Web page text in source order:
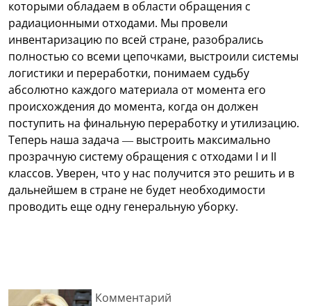
которыми обладаем в области обращения с
радиационными отходами. Мы провели
инвентаризацию по всей стране, разобрались
полностью со всеми цепочками, выстроили системы
логистики и переработки, понимаем судьбу
абсолютно каждого материала от момента его
происхождения до момента, когда он должен
поступить на финальную переработку и утилизацию.
Теперь наша задача — выстроить максимально
прозрачную систему обращения с отходами I и II
классов. Уверен, что у нас получится это решить и в
дальнейшем в стране не будет необходимости
проводить еще одну генеральную уборку.
Комментарий